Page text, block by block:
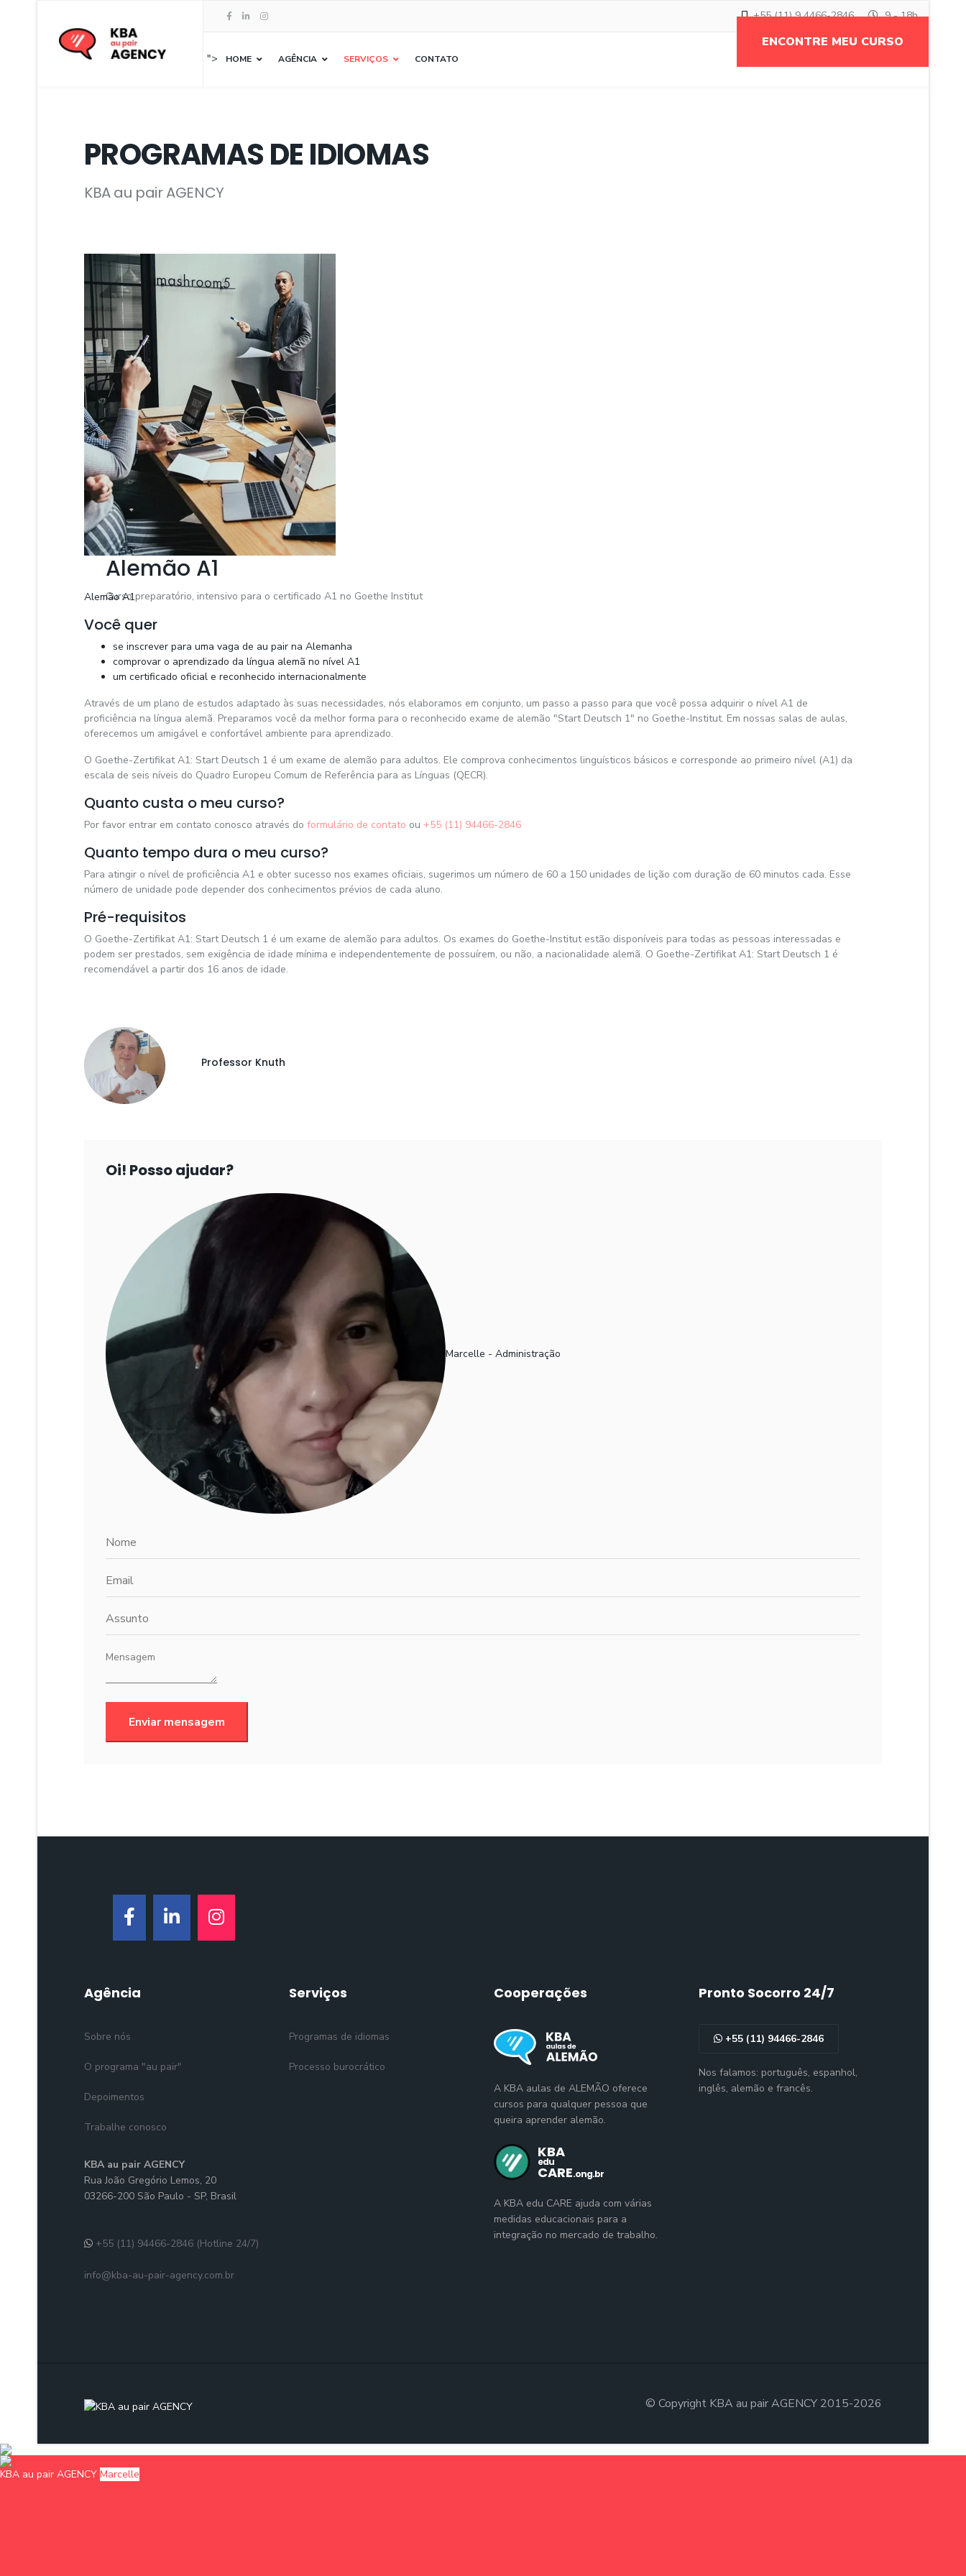
+55 (11) 9 4466-2846 9 - 18h
ENCONTRE MEU CURSO
"> HOME AGÊNCIA SERVIÇOS CONTATO
PROGRAMAS DE IDIOMAS
KBA au pair AGENCY
Alemão A1
Curso preparatório, intensivo para o certificado A1 no Goethe Institut
Alemão A1
Você quer
se inscrever para uma vaga de au pair na Alemanha
comprovar o aprendizado da língua alemã no nível A1
um certificado oficial e reconhecido internacionalmente
Através de um plano de estudos adaptado às suas necessidades, nós elaboramos em conjunto, um passo a passo para que você possa adquirir o nível A1 de
proficiência na língua alemã. Preparamos você da melhor forma para o reconhecido exame de alemão "Start Deutsch 1" no Goethe-Institut. Em nossas salas de aulas,
oferecemos um amigável e confortável ambiente para aprendizado.
O Goethe-Zertifikat A1: Start Deutsch 1 é um exame de alemão para adultos. Ele comprova conhecimentos linguísticos básicos e corresponde ao primeiro nível (A1) da
escala de seis níveis do Quadro Europeu Comum de Referência para as Línguas (QECR).
Quanto custa o meu curso?
Por favor entrar em contato conosco através do formulário de contato ou +55 (11) 94466-2846
Quanto tempo dura o meu curso?
Para atingir o nível de proficiência A1 e obter sucesso nos exames oficiais, sugerimos um número de 60 a 150 unidades de lição com duração de 60 minutos cada. Esse
número de unidade pode depender dos conhecimentos prévios de cada aluno.
Pré-requisitos
O Goethe-Zertifikat A1: Start Deutsch 1 é um exame de alemão para adultos. Os exames do Goethe-Institut estão disponíveis para todas as pessoas interessadas e
podem ser prestados, sem exigência de idade mínima e independentemente de possuírem, ou não, a nacionalidade alemã. O Goethe-Zertifikat A1: Start Deutsch 1 é
recomendável a partir dos 16 anos de idade.
Professor Knuth
Oi! Posso ajudar?
Marcelle - Administração
Enviar mensagem
Agência
Sobre nós
O programa "au pair"
Depoimentos
Trabalhe conosco
KBA au pair AGENCY
Rua João Gregório Lemos, 20
03266-200 São Paulo - SP, Brasil
+55 (11) 94466-2846 (Hotline 24/7)
info@kba-au-pair-agency.com.br
Serviços
Programas de idiomas
Processo burocrático
Cooperações
A KBA aulas de ALEMÃO oferece
cursos para qualquer pessoa que
queira aprender alemão.
A KBA edu CARE ajuda com várias
medidas educacionais para a
integração no mercado de trabalho.
Pronto Socorro 24/7
+55 (11) 94466-2846
Nos falamos: português, espanhol,
inglês, alemão e francês.
© Copyright KBA au pair AGENCY 2015-2026
KBA au pair AGENCY Marcelle